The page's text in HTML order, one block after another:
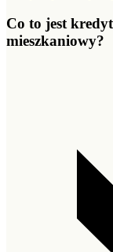
Co to jest
mieszkaniowy?